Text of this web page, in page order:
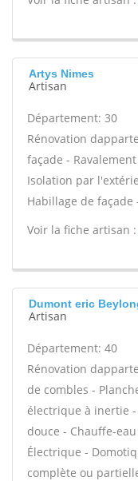
Artys Nimes
Artisan
Département: 30
Rénovation
façade -
Isolation par
Habillage de façade
Voir la fiche artisan :
Dumont eric
Artisan
Département: 40
Rénovation
de combles -
électrique à inertie
douce - Chauffe-
Électrique -
complète ou